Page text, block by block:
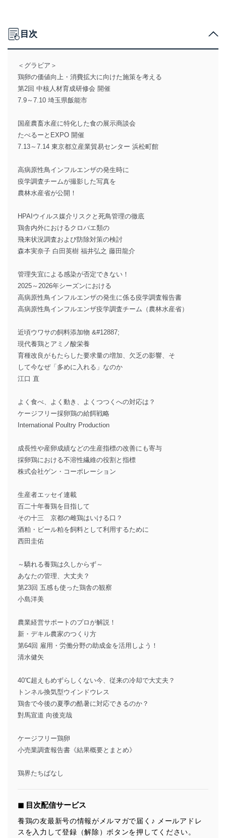
目次
＜グラビア＞
鶏卵の価値向上・消費拡大に向けた施策を考える
第2回 中核人材育成研修会 開催
7.9～7.10 埼玉県飯能市
国産農畜水産に特化した食の展示商談会
たべるーとEXPO 開催
7.13～7.14 東京都立産業貿易センター 浜松町館
高病原性鳥インフルエンザの発生時に
疫学調査チームが撮影した写真を
農林水産省が公開！
HPAIウイルス媒介リスクと死鳥管理の徹底
鶏舎内外におけるクロバエ類の
飛来状況調査および防除対策の検討
森本実奈子 白田英樹 福井弘之 藤田龍介
管理失宜による感染が否定できない！
2025～2026年シーズンにおける
高病原性鳥インフルエンザの発生に係る疫学調査報告書
高病原性鳥インフルエンザ疫学調査チーム（農林水産省）
近頃ウワサの飼料添加物 &#12887;
現代養鶏とアミノ酸栄養
育種改良がもたらした要求量の増加、欠乏の影響、そ
して今なぜ「多めに入れる」なのか
江口 直
よく食べ、よく動き、よくつつくへの対応は？
ケージフリー採卵鶏の給餌戦略
International Poultry Production
成長性や産卵成績などの生産指標の改善にも寄与
採卵鶏における不溶性繊維の役割と指標
株式会社ゲン・コーポレーション
生産者エッセイ連載
百二十年養鶏を目指して
その十三 京都の雌鶏はいける口？
酒粕・ビール粕を飼料として利用するために
西田圭佑
～驕れる養鶏は久しからず～
あなたの管理、大丈夫？
第23回 五感も使った鶏舎の観察
小島洋美
農業経営サポートのプロが解説！
新・デキル農家のつくり方
第64回 雇用・労働分野の助成金を活用しよう！
清水健矢
40℃超えもめずらしくない今、従来の冷却で大丈夫？
トンネル換気型ウインドウレス
鶏舎で今後の夏季の酷暑に対応できるのか？
對馬宣道 向後克哉
ケージフリー鶏卵
小売業調査報告書《結果概要とまとめ》
鶏界たちばなし
◼︎ 目次配信サービス
養鶏の友最新号の情報がメルマガで届く♪ メールアドレ
スを入力して登録（解除）ボタンを押してください。